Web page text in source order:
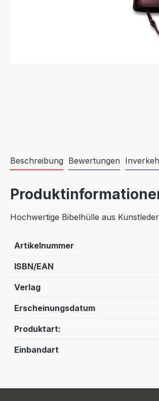
Beschreibung Bewertungen
Hochwertige Bibelhülle aus
Artikelnummer
ISBN/EAN
Verlag
Erscheinungsdatum
Produktart:
Einbandart